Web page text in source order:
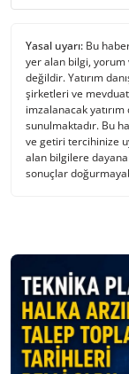
Yasal uyarı: Bu
yer alan bilgi, yorum
değildir. Yatırım
şirketleri ve
imzalanacak
sunulmaktadır. Bu
ve getiri tercihinize
alan bilgilere
sonuçlar